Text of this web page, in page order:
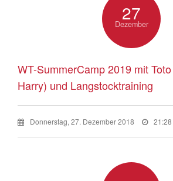
27
Dezember
WT-SummerCamp 2019 mit
Harry) und Langstocktraining
Donnerstag, 27. Dezember 2018